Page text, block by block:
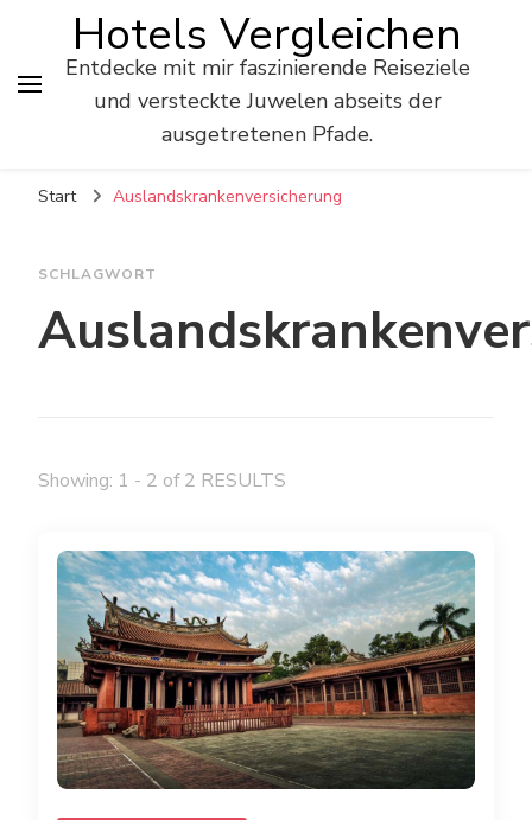
Hotels Vergleichen
Entdecke mit mir faszinierende Reiseziele
und versteckte Juwelen abseits der
ausgetretenen Pfade.
Start Auslandskrankenversicherung
SCHLAGWORT
Showing: 1 - 2 of 2 RESULTS